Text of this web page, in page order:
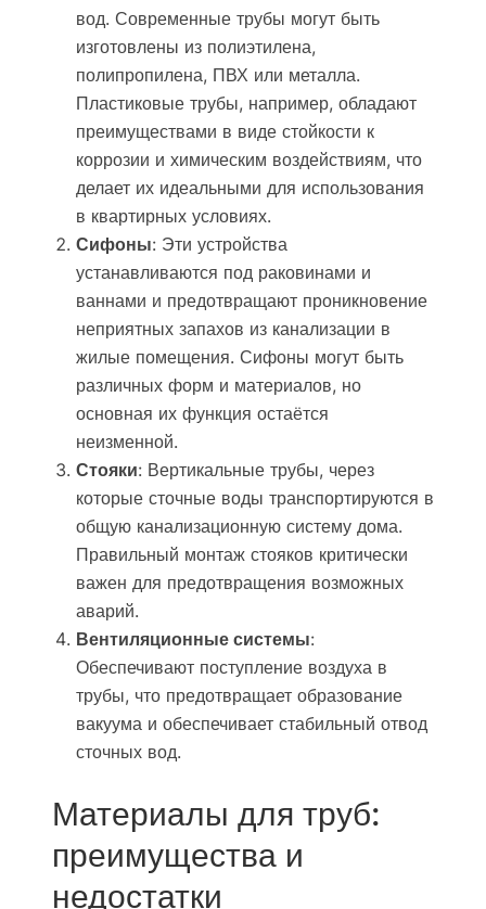
вод. Современные трубы могут быть
изготовлены из полиэтилена,
полипропилена, ПВХ или металла.
Пластиковые трубы, например, обладают
преимуществами в виде стойкости к
коррозии и химическим воздействиям, что
делает их идеальными для использования
в квартирных условиях.
Сифоны: Эти устройства
устанавливаются под раковинами и
ваннами и предотвращают проникновение
неприятных запахов из канализации в
жилые помещения. Сифоны могут быть
различных форм и материалов, но
основная их функция остаётся
неизменной.
Стояки: Вертикальные трубы, через
которые сточные воды транспортируются в
общую канализационную систему дома.
Правильный монтаж стояков критически
важен для предотвращения возможных
аварий.
Вентиляционные системы:
Обеспечивают поступление воздуха в
трубы, что предотвращает образование
вакуума и обеспечивает стабильный отвод
сточных вод.
Материалы для труб:
преимущества и
недостатки